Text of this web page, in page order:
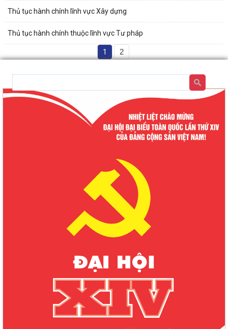
Thủ tục hành chính lĩnh vực Xây dựng
Thủ tục hành chính thuộc lĩnh vực Tư pháp
1 2